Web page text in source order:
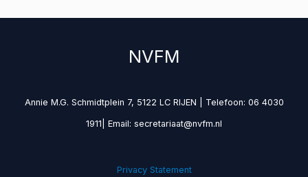
NVFM
Annie M.G. Schmidtplein 7, 5122 LC RIJEN | Telefoon: 06 4030
1911| Email: secretariaat@nvfm.nl
Privacy Statement